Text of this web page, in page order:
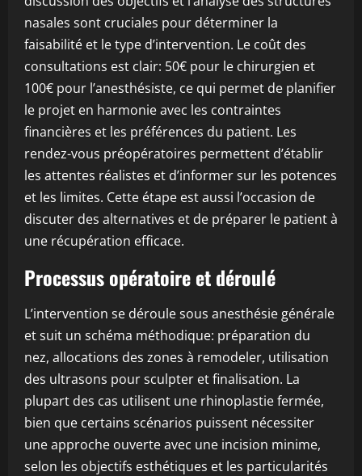
nasales sont cruciales pour déterminer la
faisabilité et le type d’intervention. Le coût des
consultations est clair: 50€ pour le chirurgien et
100€ pour l’anesthésiste, ce qui permet de planifier
le projet en harmonie avec les contraintes
financières et les préférences du patient. Les
rendez-vous préopératoires permettent d’établir
les attentes réalistes et d’informer sur les potences
et les limites. Cette étape est aussi l’occasion de
discuter des alternatives et de préparer le patient à
une récupération efficace.
Processus opératoire et déroulé
L’intervention se déroule sous anesthésie générale
et suit un schéma méthodique: préparation du
nez, allocations des zones à remodeler, utilisation
des ultrasons pour sculpter et finalisation. La
plupart des cas utilisent une rhinoplastie fermée,
bien que certains scénarios puissent nécessiter
une approche ouverte avec une incision minime,
selon les objectifs esthétiques et les particularités